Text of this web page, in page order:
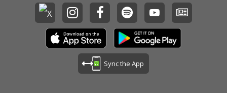
ウンド感を持ちながら
も、bunTesならでは
の視点で描かれるリリ
ックが楽曲に独自の色
を加えており、両者の
相性の良さを改めて感
なピアノが楽曲全体に
温度感を与え、その情
緒をより一層引き立て
ている。ミニマルであ
りながらも奥行きのあ
るサウンドと、SUTEZ
ENIの哀愁を帯びたフロ
Sync the App